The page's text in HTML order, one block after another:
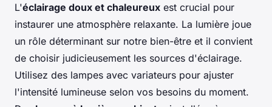
L'éclairage doux et chaleureux est crucial pour
instaurer une atmosphère relaxante. La lumière joue
un rôle déterminant sur notre bien-être et il convient
de choisir judicieusement les sources d'éclairage.
Utilisez des lampes avec variateurs pour ajuster
l'intensité lumineuse selon vos besoins du moment.